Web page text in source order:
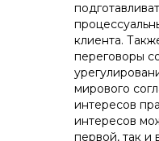
клиента.
переговоры
мирового
интересов
интересов
первой, так и